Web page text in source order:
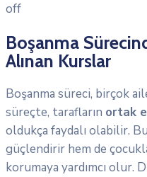
off
Boşanma
Alınan Kurslar
Boşanma süreci, birçok
süreçte, tarafların ortak
oldukça faydalı olabilir.
güçlendirir hem de
korumaya yardımcı olur.